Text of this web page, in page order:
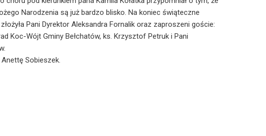
Narodzenia są już bardzo blisko. Na koniec świąteczne
Pani Dyrektor Aleksandra Fornalik oraz zaproszeni goście:
Koc-Wójt Gminy Bełchatów, ks. Krzysztof Petruk i Pani
Sobieszek.